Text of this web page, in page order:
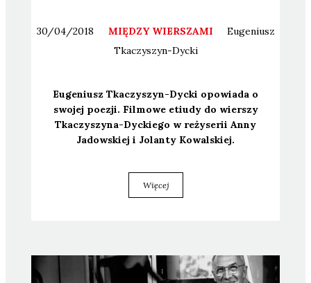
30/04/2018 MIĘDZY WIERSZAMI
Eugeniusz
Tkaczyszyn-Dycki
Euge­niusz Tka­czy­szyn-Dyc­ki opo­wia­da o
swo­jej poezji. Fil­mo­we etiu­dy do wier­szy
Tka­czy­szy­na-Dyc­kie­go w reży­se­rii Anny
Jadow­skiej i Jolan­ty Kowal­skiej.
Więcej